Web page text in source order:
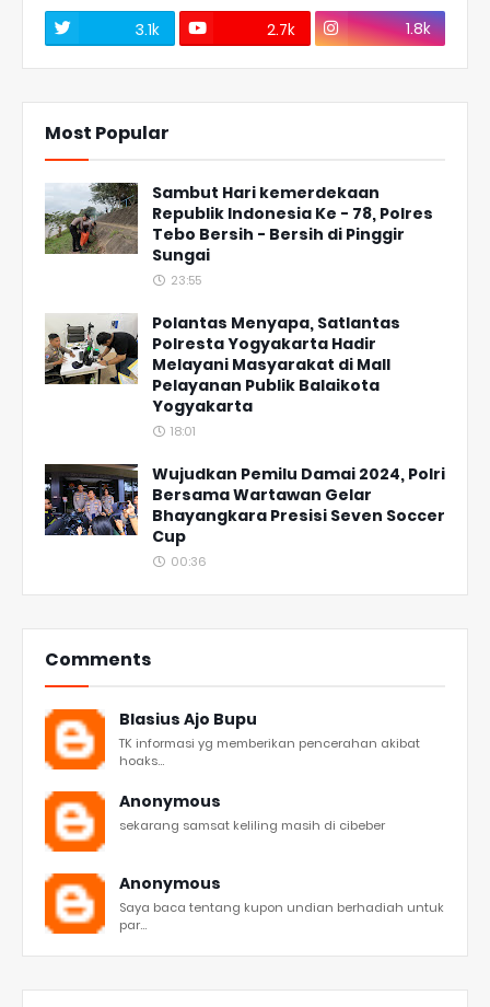
3.1k 2.7k 1.8k
Most Popular
Sambut Hari kemerdekaan
Republik Indonesia Ke - 78, Polres
Tebo Bersih - Bersih di Pinggir
Sungai
23:55
Polantas Menyapa, Satlantas
Polresta Yogyakarta Hadir
Melayani Masyarakat di Mall
Pelayanan Publik Balaikota
Yogyakarta
18:01
Wujudkan Pemilu Damai 2024, Polri
Bersama Wartawan Gelar
Bhayangkara Presisi Seven Soccer
Cup
00:36
Comments
Blasius Ajo Bupu
TK informasi yg memberikan pencerahan akibat
hoaks...
Anonymous
sekarang samsat keliling masih di cibeber
Anonymous
Saya baca tentang kupon undian berhadiah untuk
par...